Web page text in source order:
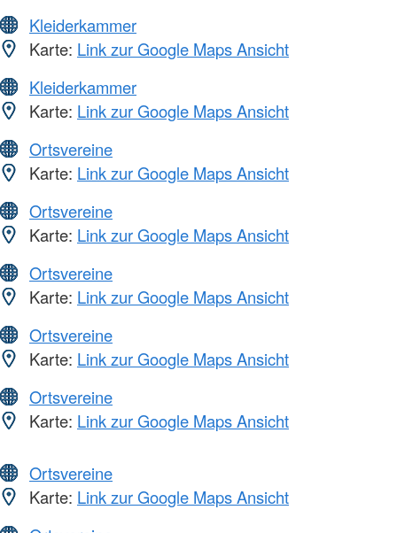
Kleiderkammer
Karte: Link zur Google Maps Ansicht
Kleiderkammer
Karte: Link zur Google Maps Ansicht
Ortsvereine
Karte: Link zur Google Maps Ansicht
Ortsvereine
Karte: Link zur Google Maps Ansicht
Ortsvereine
Karte: Link zur Google Maps Ansicht
Ortsvereine
Karte: Link zur Google Maps Ansicht
Ortsvereine
Karte: Link zur Google Maps Ansicht
Ortsvereine
Karte: Link zur Google Maps Ansicht